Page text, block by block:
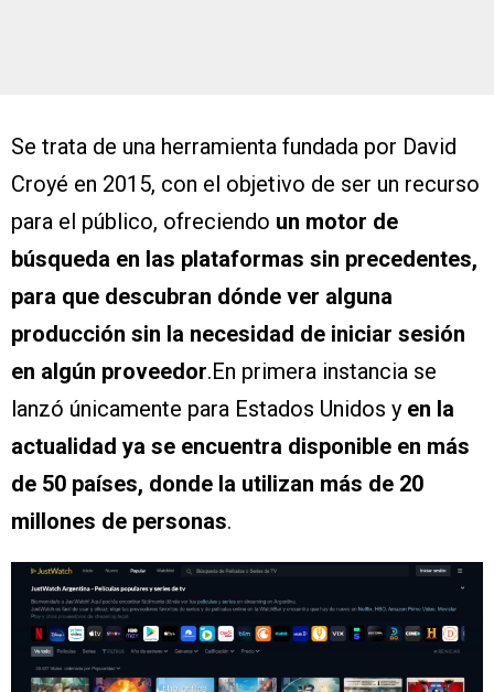
Se trata de una herramienta fundada por David
Croyé en 2015, con el objetivo de ser un recurso
para el público, ofreciendo un motor de
búsqueda en las plataformas sin precedentes,
para que descubran dónde ver alguna
producción sin la necesidad de iniciar sesión
en algún proveedor.En primera instancia se
lanzó únicamente para Estados Unidos y en la
actualidad ya se encuentra disponible en más
de 50 países, donde la utilizan más de 20
millones de personas.